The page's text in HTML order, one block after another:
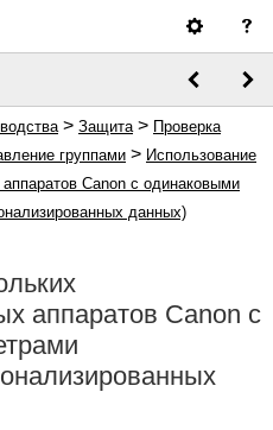
> Защита > Проверка
группами > Использование
Canon с одинаковыми
данных)
аппаратов Canon с